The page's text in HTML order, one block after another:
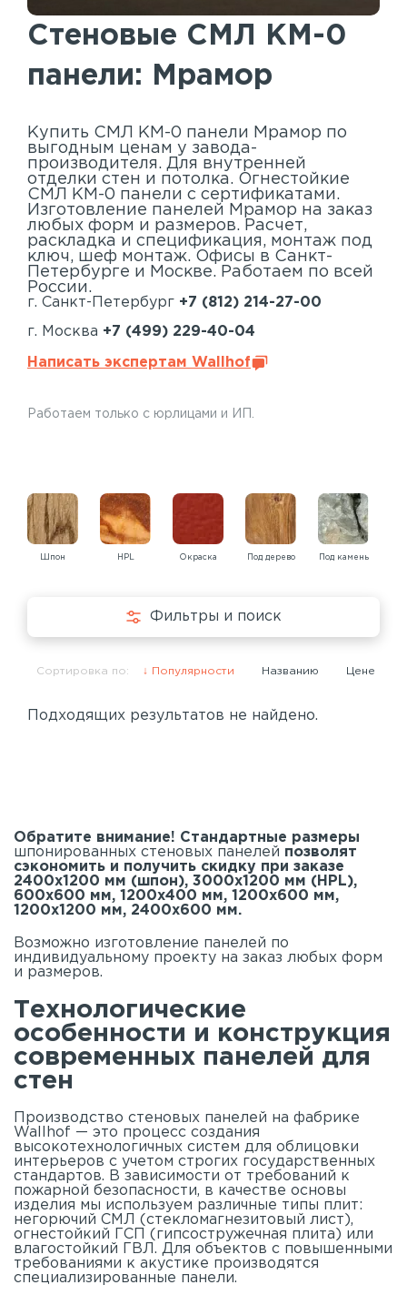
Реечный потолок
Индивидуальные решения
Стеновые СМЛ КМ-0
панели: Мрамор
Купить СМЛ КМ-0 панели Мрамор по
выгодным ценам у завода-
производителя. Для внутренней
отделки стен и потолка. Огнестойкие
СМЛ КМ-0 панели с сертификатами.
Изготовление панелей Мрамор на заказ
любых форм и размеров. Расчет,
раскладка и спецификация, монтаж под
ключ, шеф монтаж. Офисы в Санкт-
Петербурге и Москве. Работаем по всей
России.
г. Санкт-Петербург +7 (812) 214-27-00
г. Москва +7 (499) 229-40-04
Написать экспертам Wallhof
Работаем только с юрлицами и ИП.
Шпон HPL Окраска Под дерево Под камень
Фильтры и поиск
Сортировка по: Популярности Названию Цене
Подходящих результатов не найдено.
Обратите внимание! Стандартные размеры
шпонированных стеновых панелей позволят
сэкономить и получить скидку при заказе
2400х1200 мм (шпон), 3000х1200 мм (HPL),
600х600 мм, 1200х400 мм, 1200х600 мм,
1200х1200 мм, 2400х600 мм.
Возможно изготовление панелей по
индивидуальному проекту на заказ любых форм
и размеров.
Технологические
особенности и конструкция
современных панелей для
стен
Производство стеновых панелей на фабрике
Wallhof — это процесс создания
высокотехнологичных систем для облицовки
интерьеров с учетом строгих государственных
стандартов. В зависимости от требований к
пожарной безопасности, в качестве основы
изделия мы используем различные типы плит:
негорючий СМЛ (стекломагнезитовый лист),
огнестойкий ГСП (гипсостружечная плита) или
влагостойкий ГВЛ. Для объектов с повышенными
требованиями к акустике производятся
специализированные панели.